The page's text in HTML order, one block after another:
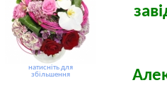
натисніть для
збільшення